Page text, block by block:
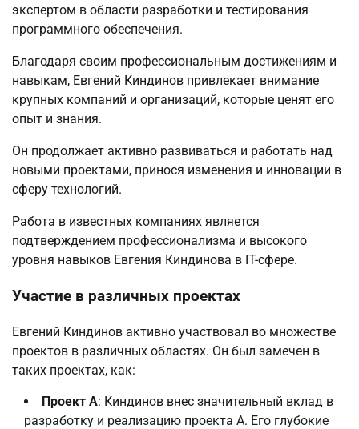
экспертом в области разработки и тестирования
программного обеспечения.
Благодаря своим профессиональным достижениям и
навыкам, Евгений Киндинов привлекает внимание
крупных компаний и организаций, которые ценят его
опыт и знания.
Он продолжает активно развиваться и работать над
новыми проектами, принося изменения и инновации в
сферу технологий.
Работа в известных компаниях является
подтверждением профессионализма и высокого
уровня навыков Евгения Киндинова в IT-сфере.
Участие в различных проектах
Евгений Киндинов активно участвовал во множестве
проектов в различных областях. Он был замечен в
таких проектах, как:
Проект A: Киндинов внес значительный вклад в
разработку и реализацию проекта A. Его глубокие